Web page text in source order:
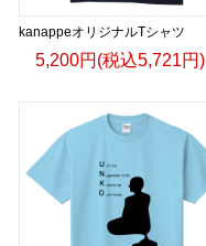
kanappeオリジナルTシャツ
5,200円(税込5,721円)